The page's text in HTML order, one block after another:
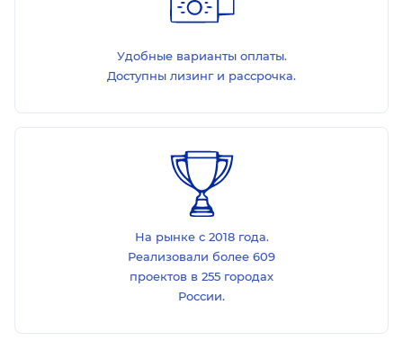
Удобные варианты оплаты.
Доступны лизинг и рассрочка.
На рынке с 2018 года.
Реализовали более 609
проектов в 255 городах
России.